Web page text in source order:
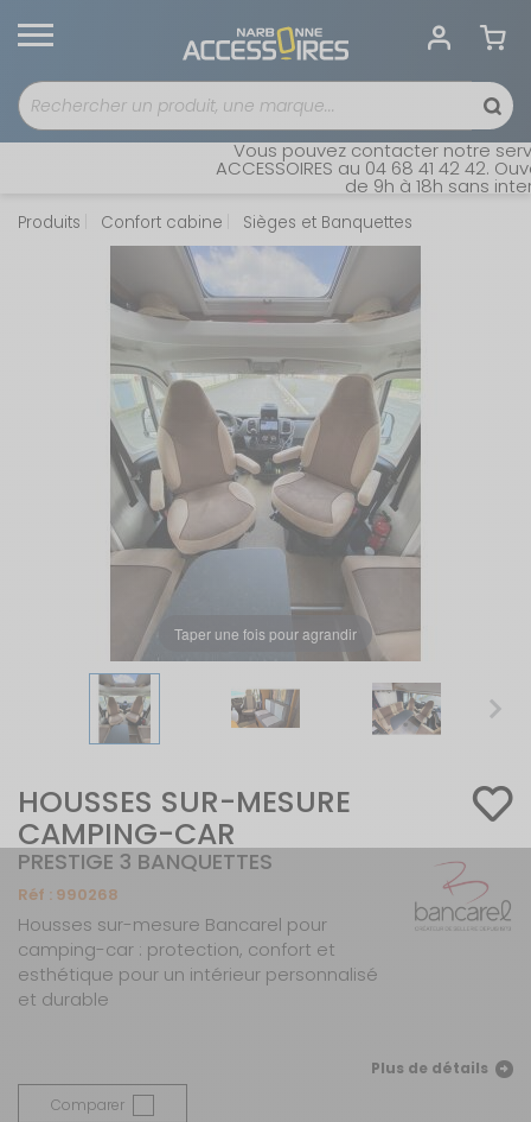
Vous pouvez contacter notre
ACCESSOIRES au 04 68 41 42 42.
de 9h à 18h sans
Produits Confort cabine Sièges et Banquettes
Taper une fois pour agrandir
HOUSSES SUR-MESURE
CAMPING-CAR
PRESTIGE 3 BANQUETTES
Réf : 990268
Housses sur-mesure Bancarel pour
camping-car : protection, confort et
esthétique pour un intérieur personnalisé
et durable
Plus de détails
Comparer